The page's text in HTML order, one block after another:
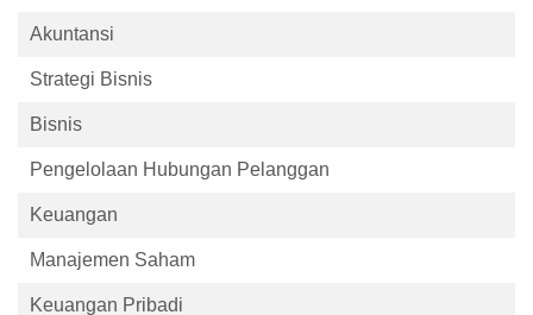
Akuntansi
Strategi Bisnis
Bisnis
Pengelolaan Hubungan Pelanggan
Keuangan
Manajemen Saham
Keuangan Pribadi